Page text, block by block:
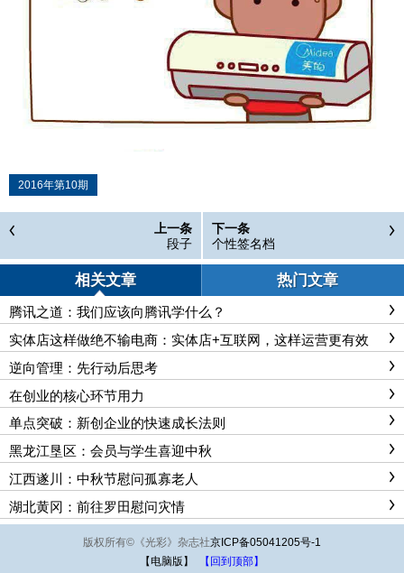
2016年第10期
上一条
段子
下一条
个性签名档
相关文章 热门文章
腾讯之道：我们应该向腾讯学什么？
实体店这样做绝不输电商：实体店+互联网，这样运营更有效
逆向管理：先行动后思考
在创业的核心环节用力
单点突破：新创企业的快速成长法则
黑龙江垦区：会员与学生喜迎中秋
江西遂川：中秋节慰问孤寡老人
湖北黄冈：前往罗田慰问灾情
版权所有© 《光彩》杂志社京ICP备05041205号-1
【电脑版】
【回到顶部】